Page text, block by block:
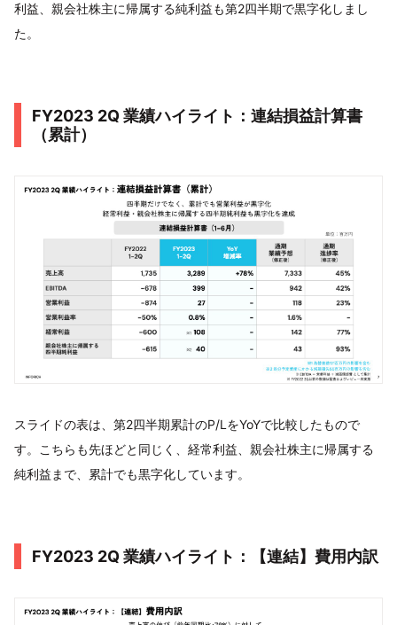
利益、親会社株主に帰属する純利益も第2四半期で黒字化しまし
た。
FY2023 2Q 業績ハイライト：連結損益計算書
（累計）
スライドの表は、第2四半期累計のP/LをYoYで比較したもので
す。こちらも先ほどと同じく、経常利益、親会社株主に帰属する
純利益まで、累計でも黒字化しています。
FY2023 2Q 業績ハイライト：【連結】費用内訳